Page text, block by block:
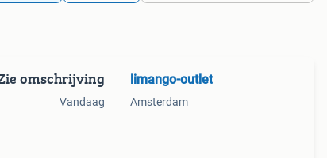
omschrijving
Vandaag
limango-outlet
Amsterdam